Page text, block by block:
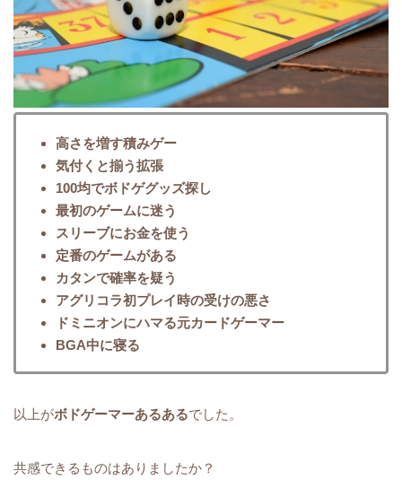
高さを増す積みゲー
気付くと揃う拡張
100均でボドゲグッズ探し
最初のゲームに迷う
スリーブにお金を使う
定番のゲームがある
カタンで確率を疑う
アグリコラ初プレイ時の受けの悪さ
ドミニオンにハマる元カードゲーマー
BGA中に寝る
以上がボドゲーマーあるあるでした。
共感できるものはありましたか？